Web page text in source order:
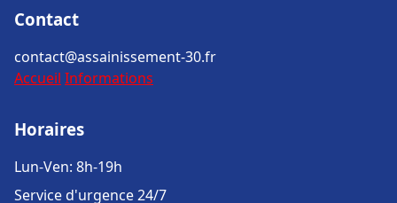
Contact
contact@assainissement-30.fr
Accueil Informations
Horaires
Lun-Ven: 8h-19h
Service d'urgence 24/7